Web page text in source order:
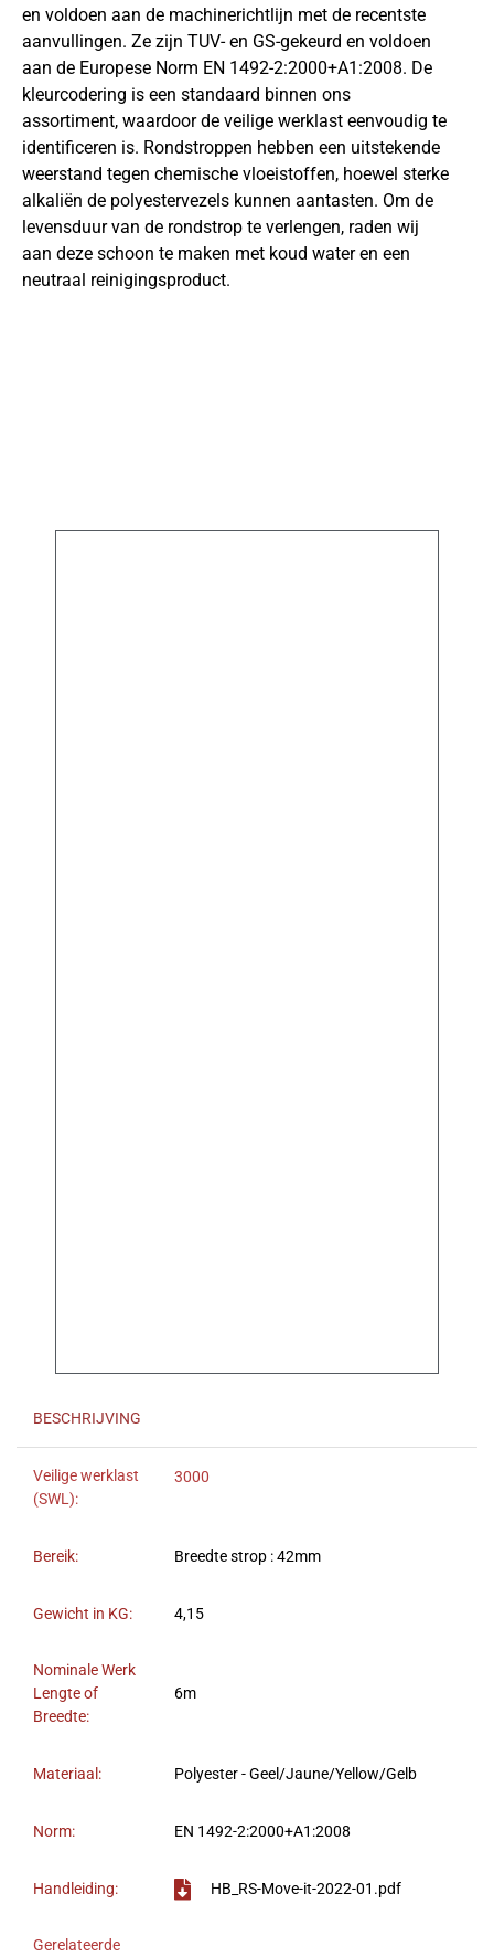
en voldoen aan de machinerichtlijn met de recentste
aanvullingen. Ze zijn TUV- en GS-gekeurd en voldoen
aan de Europese Norm EN 1492-2:2000+A1:2008. De
kleurcodering is een standaard binnen ons
assortiment, waardoor de veilige werklast eenvoudig te
identificeren is. Rondstroppen hebben een uitstekende
weerstand tegen chemische vloeistoffen, hoewel sterke
alkaliën de polyestervezels kunnen aantasten. Om de
levensduur van de rondstrop te verlengen, raden wij
aan deze schoon te maken met koud water en een
neutraal reinigingsproduct.
BESCHRIJVING
Veilige werklast
(SWL):
3000
Bereik: Breedte strop : 42mm
Gewicht in KG: 4,15
Nominale Werk
Lengte of
Breedte:
6m
Materiaal: Polyester - Geel/Jaune/Yellow/Gelb
Norm: EN 1492-2:2000+A1:2008
Handleiding: HB_RS-Move-it-2022-01.pdf
Gerelateerde